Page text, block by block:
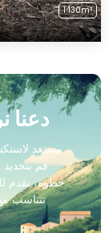
1 130m²
دعنا
مستعد
قم
خطوة، نقدم
تتناسب